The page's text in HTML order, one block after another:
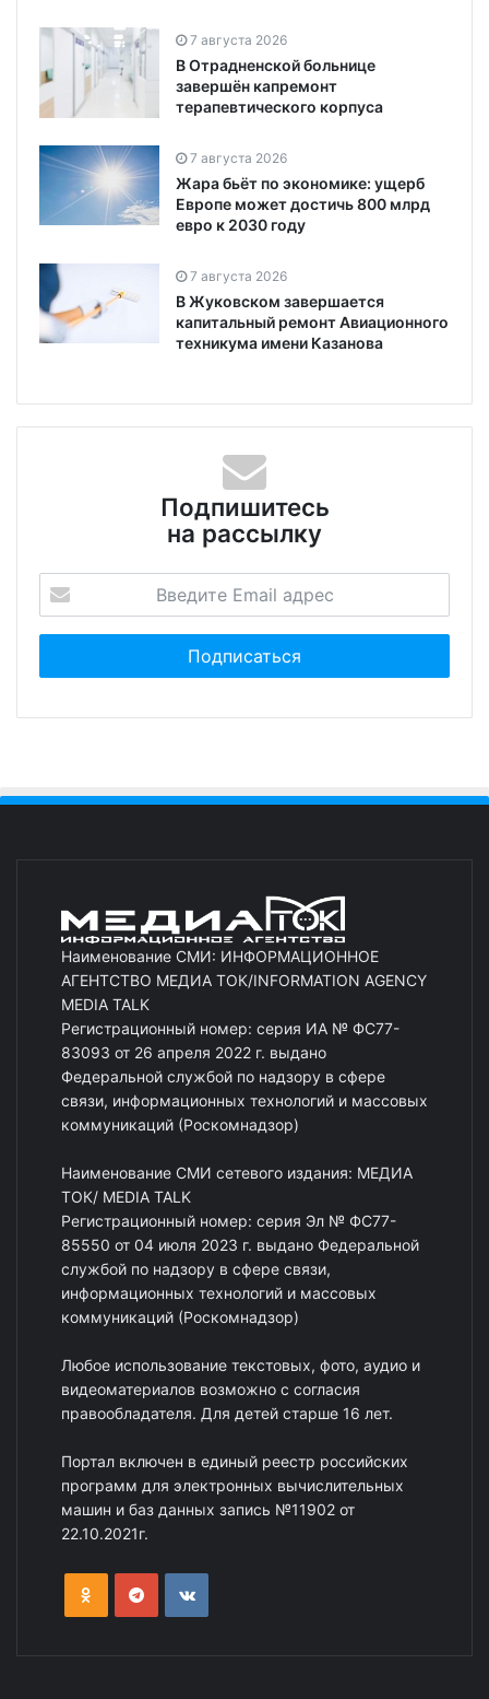
7 августа 2026
В Отрадненской больнице
завершён капремонт
терапевтического корпуса
7 августа 2026
Жара бьёт по экономике: ущерб
Европе может достичь 800 млрд
евро к 2030 году
7 августа 2026
В Жуковском завершается
капитальный ремонт Авиационного
техникума имени Казанова
Подпишитесь
на рассылку
Наименование СМИ: ИНФОРМАЦИОННОЕ
АГЕНТСТВО МЕДИА ТОК/INFORMATION AGENCY
MEDIA TALK
Регистрационный номер: серия ИА № ФС77-
83093 от 26 апреля 2022 г. выдано
Федеральной службой по надзору в сфере
связи, информационных технологий и массовых
коммуникаций (Роскомнадзор)
Наименование СМИ сетевого издания: МЕДИА
ТОК/ MEDIA TALK
Регистрационный номер: серия Эл № ФС77-
85550 от 04 июля 2023 г. выдано Федеральной
службой по надзору в сфере связи,
информационных технологий и массовых
коммуникаций (Роскомнадзор)
Любое использование текстовых, фото, аудио и
видеоматериалов возможно с согласия
правообладателя. Для детей старше 16 лет.
Портал включен в единый реестр российских
программ для электронных вычислительных
машин и баз данных запись №11902 от
22.10.2021г.